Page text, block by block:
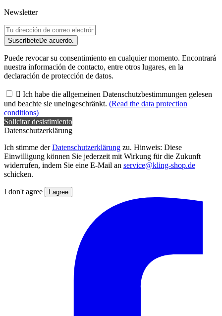
Newsletter
SuscríbeteDe acuerdo.
Puede revocar su consentimiento en cualquier momento. Encontrará
nuestra información de contacto, entre otros lugares, en la
declaración de protección de datos.
 Ich habe die allgemeinen Datenschutzbestimmungen gelesen
und beachte sie uneingeschränkt. (Read the data protection
conditions)
Solicitar desistimiento
Datenschutzerklärung
Ich stimme derDatenschutzerklärung zu. Hinweis: Diese
Einwilligung können Sie jederzeit mit Wirkung für die Zukunft
widerrufen, indem Sie eine E-Mail an service@kling-shop.de
schicken.
I don't agree I agree